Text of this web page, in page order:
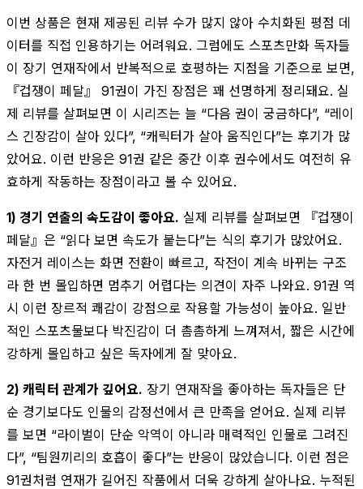
이번 상품은 현재 제공된 리뷰 수가 많지 않아 수치화된 평점 데
이터를 직접 인용하기는 어려워요. 그럼에도 스포츠만화 독자들
이 장기 연재작에서 반복적으로 호평하는 지점을 기준으로 보면,
『겁쟁이 페달』 91권이 가진 장점은 꽤 선명하게 정리돼요. 실
제 리뷰를 살펴보면 이 시리즈는 늘 “다음 권이 궁금하다”, “레이
스 긴장감이 살아 있다”, “캐릭터가 살아 움직인다”는 후기가 많
았어요. 이런 반응은 91권 같은 중간 이후 권수에서도 여전히 유
효하게 작동하는 장점이라고 볼 수 있어요.
1) 경기 연출의 속도감이 좋아요. 실제 리뷰를 살펴보면 『겁쟁이
페달』은 “읽다 보면 속도가 붙는다”는 식의 후기가 많았어요.
자전거 레이스는 화면 전환이 빠르고, 작전이 계속 바뀌는 구조
라 한 번 몰입하면 멈추기 어렵다는 의견이 자주 나와요. 91권 역
시 이런 장르적 쾌감이 강점으로 작용할 가능성이 높아요. 일반
적인 스포츠물보다 박진감이 더 촘촘하게 느껴져서, 짧은 시간에
강하게 몰입하고 싶은 독자에게 잘 맞아요.
2) 캐릭터 관계가 깊어요. 장기 연재작을 좋아하는 독자들은 단
순 경기보다도 인물의 감정선에서 큰 만족을 얻어요. 실제 리뷰
를 보면 “라이벌이 단순 악역이 아니라 매력적인 인물로 그려진
다”, “팀원끼리의 호흡이 좋다”는 반응이 많았습니다. 이런 점은
91권처럼 연재가 길어진 작품에서 더욱 강하게 살아나요. 누적된